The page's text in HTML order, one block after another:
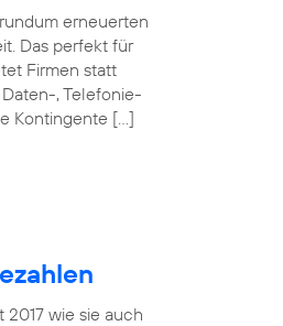
erneuerten
Das perfekt für
Firmen statt
, Telefonie-
Kontingente […]
2017 wie sie auch